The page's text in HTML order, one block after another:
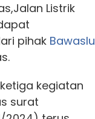
Listrik
pihak Bawaslu
kegiatan
surat